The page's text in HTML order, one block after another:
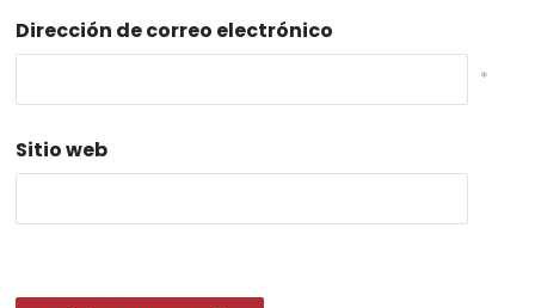
Dirección de correo electrónico
*
Sitio web